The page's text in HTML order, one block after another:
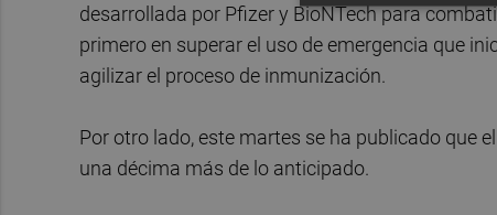
desarrollada por Pfizer y BioNTech para
primero en superar el uso de emergencia que
agilizar el proceso de inmunización.
Por otro lado, este martes se ha publicado que
una décima más de lo anticipado.